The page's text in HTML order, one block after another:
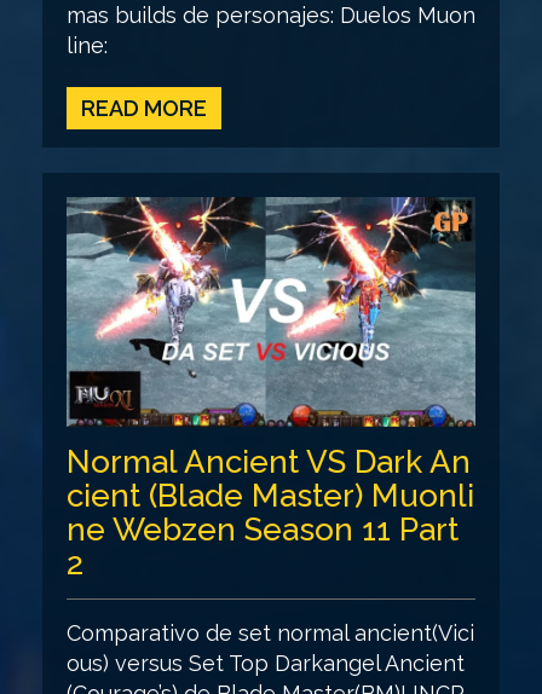
mas builds de personajes: Duelos Muon
line:
READ MORE
Normal Ancient VS Dark An
cient (Blade Master) Muonli
ne Webzen Season 11 Part
2
Comparativo de set normal ancient(Vici
ous) versus Set Top Darkangel Ancient